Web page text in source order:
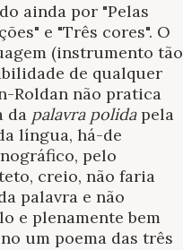
ainda por "Pelas
e "Três cores". O
(instrumento tão
de qualquer
Roldan não pratica
da palavra polidapela
língua, há-de
pelo
creio, não faria
palavra e não
e plenamente bem
um poema das três